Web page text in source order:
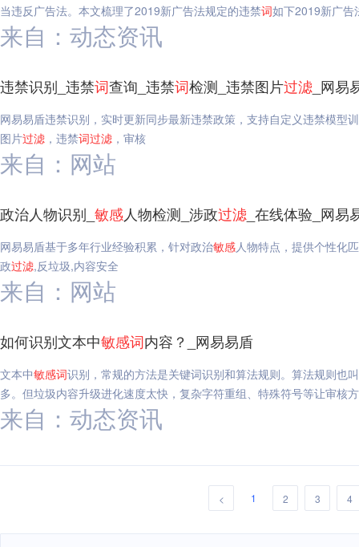
当违反广告法。本文梳理了2019新广告法规定的违禁词如下2019新广告
来自：动态资讯
违禁识别_违禁词查询_违禁词检测_违禁图片过滤 _网易
网易易盾违禁识别，实时更新同步最新违禁政策，支持自定义违禁模型
图片过滤 ，违禁词过滤 ，审核
来自：网站
政治人物识别_ 敏感人物检测_涉政过滤 _在线体验_网易
网易易盾基于多年行业经验积累，针对政治敏感人物特点，提供个性化
政过滤,反垃圾,内容安全
来自：网站
如何识别文本中敏感词内容？_网易易盾
文本中敏感词识别，常规的方法是关键词识别和算法规则。算法规则也
多。但垃圾内容升级进化速度太快，复杂字符重组、特殊符号等让审核
来自：动态资讯
< 1 2 3 4